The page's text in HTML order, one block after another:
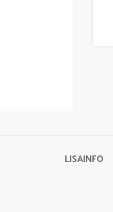
LISAINFO